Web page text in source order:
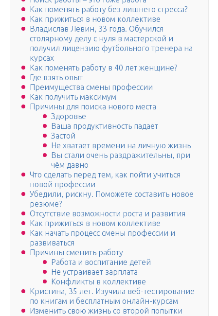
Как поменять работу без лишнего стресса?
Как прижиться в новом коллективе
Владислав Левин, 33 года. Обучился
столярному делу с нуля в мастерской и
получил лицензию футбольного тренера на
курсах
Как поменять работу в 40 лет женщине?
Где взять опыт
Преимущества смены профессии
Как получить максимум
Причины для поиска нового места
Здоровье
Ваша продуктивность падает
Застой
Не хватает времени на личную жизнь
Вы стали очень раздражительны, при
чём давно
Что сделать перед тем, как пойти учиться
новой профессии
Убедили, рискну. Поможете составить новое
резюме?
Отсутствие возможности роста и развития
Как прижиться в новом коллективе
Как начать процесс смены профессии и
развиваться
Причины сменить работу
Работа и воспитание детей
Не устраивает зарплата
Конфликты в коллективе
Кристина, 35 лет. Изучила веб-тестирование
по книгам и бесплатным онлайн-курсам
Изменить свою жизнь со второй попытки